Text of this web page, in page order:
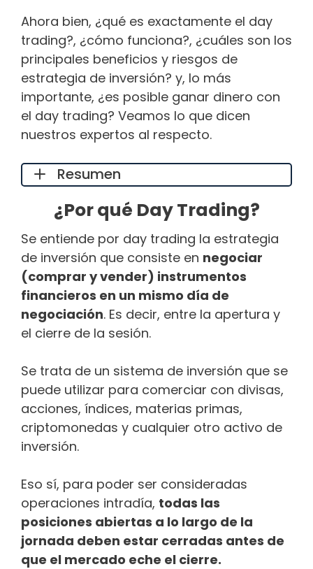
Ahora bien, ¿qué es exactamente el day
trading?, ¿cómo funciona?, ¿cuáles son los
principales beneficios y riesgos de
estrategia de inversión? y, lo más
importante, ¿es posible ganar dinero con
el day trading? Veamos lo que dicen
nuestros expertos al respecto.
Resumen
¿Por qué Day Trading?
Se entiende por day trading la estrategia
de inversión que consiste en negociar
(comprar y vender) instrumentos
financieros en un mismo día de
negociación. Es decir, entre la apertura y
el cierre de la sesión.
Se trata de un sistema de inversión que se
puede utilizar para comerciar con divisas,
acciones, índices, materias primas,
criptomonedas y cualquier otro activo de
inversión.
Eso sí, para poder ser consideradas
operaciones intradía, todas las
posiciones abiertas a lo largo de la
jornada deben estar cerradas antes de
que el mercado eche el cierre.